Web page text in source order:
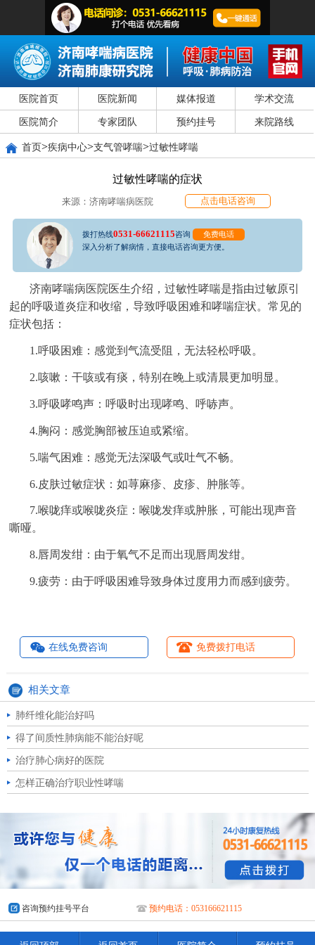
医院首页 医院新闻 媒体报道 学术交流
医院简介 专家团队 预约挂号 来院路线
首页>疾病中心>支气管哮喘>过敏性哮喘
过敏性哮喘的症状
来源：济南哮喘病医院 点击电话咨询
拨打热线0531-66621115咨询
免费电话
深入分析了解病情，直接电话咨询更方便。
济南哮喘病医院医生介绍，过敏性哮喘是指由过敏原引
起的呼吸道炎症和收缩，导致呼吸困难和哮喘症状。常见的
症状包括：
1.呼吸困难：感觉到气流受阻，无法轻松呼吸。
2.咳嗽：干咳或有痰，特别在晚上或清晨更加明显。
3.呼吸哮鸣声：呼吸时出现哮鸣、呼哧声。
4.胸闷：感觉胸部被压迫或紧缩。
5.喘气困难：感觉无法深吸气或吐气不畅。
6.皮肤过敏症状：如荨麻疹、皮疹、肿胀等。
7.喉咙痒或喉咙炎症：喉咙发痒或肿胀，可能出现声音
嘶哑。
8.唇周发绀：由于氧气不足而出现唇周发绀。
9.疲劳：由于呼吸困难导致身体过度用力而感到疲劳。
在线免费咨询 免费拨打电话
相关文章
肺纤维化能治好吗
得了间质性肺病能不能治好呢
治疗肺心病好的医院
怎样正确治疗职业性哮喘
咨询预约挂号平台 预约电话：053166621115